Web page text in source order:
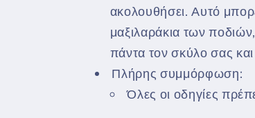
ακολουθήσει. Αυτό
μαξιλαράκια των
πάντα τον σκύλο σας
Πλήρης συμμόρφωση:
Όλες οι οδηγίες